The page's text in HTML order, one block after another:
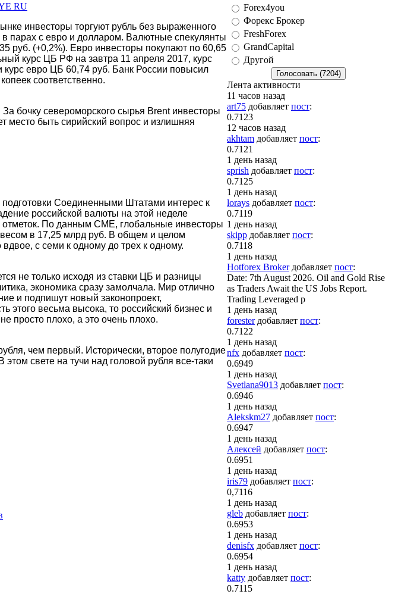
RU
инвесторы торгуют рубль без выраженного
парах с евро и долларом. Валютные спекулянты
руб. (+0,2%). Евро инвесторы покупают по 60,65
курс ЦБ РФ на завтра 11 апреля 2017, курс
курс евро ЦБ 60,74 руб. Банк России повысил
соответственно.
бочку североморского сырья Brent инвесторы
место быть сирийский вопрос и излишняя
Соединенными Штатами интерес к
российской валюты на этой неделе
По данным CME, глобальные инвесторы
в 17,25 млрд руб. В общем и целом
с семи к одному до трех к одному.
не только исходя из ставки ЦБ и разницы
экономика сразу замолчала. Мир отлично
и подпишут новый законопроект,
этого весьма высока, то российский бизнес и
просто плохо, а это очень плохо.
чем первый. Исторически, второе полугодие
свете на тучи над головой рубля все-таки
Forex4you
Форекс Брокер
FreshForex
GrandCapital
Другой
Лента активности
11 часов назад
art75 добавляет пост:
0.7123
12 часов назад
akhtam добавляет пост:
0.7121
1 день назад
sprish добавляет пост:
0.7125
1 день назад
lorays добавляет пост:
0.7119
1 день назад
skipp добавляет пост:
0.7118
1 день назад
Hotforex Brokerдобавляет пост:
Date: 7th August 2026. Oil and Gold Rise
as Traders Await the US Jobs Report.
Trading Leveraged p
1 день назад
foresterдобавляет пост:
0.7122
1 день назад
nfx добавляет пост:
0.6949
1 день назад
Svetlana9013 добавляет пост:
0.6946
1 день назад
Alekskm27 добавляет пост:
0.6947
1 день назад
Алексей добавляет пост:
0.6951
1 день назад
iris79 добавляет пост:
0,7116
1 день назад
gleb добавляет пост:
0.6953
1 день назад
denisfx добавляет пост:
0.6954
1 день назад
katty добавляет пост:
0.7115